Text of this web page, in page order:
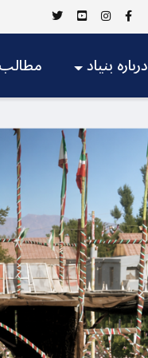
درباره بنیاد